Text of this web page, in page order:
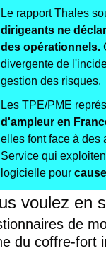
Le rapport Thales
dirigeants ne
des opérationnels.
divergente de
gestion des risques.
Les TPE/PME
d'ampleur en
elles font face à des
Service qui
logicielle pour
voulez en
de
du coffre-fort